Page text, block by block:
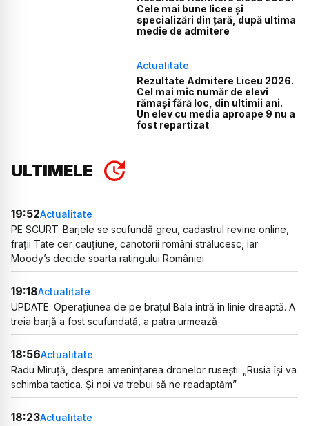
Cele mai bune licee și
specializări din țară, după ultima
medie de admitere
Actualitate
Rezultate Admitere Liceu 2026.
Cel mai mic număr de elevi
rămași fără loc, din ultimii ani.
Un elev cu media aproape 9 nu a
fost repartizat
ULTIMELE
19:52Actualitate
PE SCURT: Barjele se scufundă greu, cadastrul revine online,
frații Tate cer cauțiune, canotorii români strălucesc, iar
Moody’s decide soarta ratingului României
19:18Actualitate
UPDATE. Operațiunea de pe brațul Bala intră în linie dreaptă. A
treia barjă a fost scufundată, a patra urmează
18:56Actualitate
Radu Miruță, despre amenințarea dronelor rusești: „Rusia își va
schimba tactica. Și noi va trebui să ne readaptăm”
18:23Actualitate